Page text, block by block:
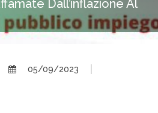
Dall’inflazione Al
05/09/2023